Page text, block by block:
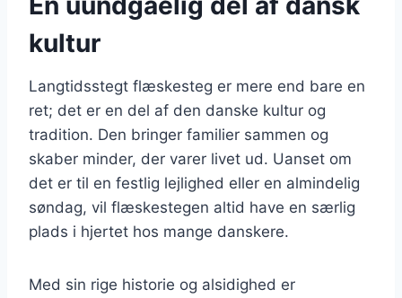
kultur
Langtidsstegt flæskesteg er mere end bare en
ret; det er en del af den danske kultur og
tradition. Den bringer familier sammen og
skaber minder, der varer livet ud. Uanset om
det er til en festlig lejlighed eller en almindelig
søndag, vil flæskestegen altid have en særlig
plads i hjertet hos mange danskere.
Med sin rige historie og alsidighed er